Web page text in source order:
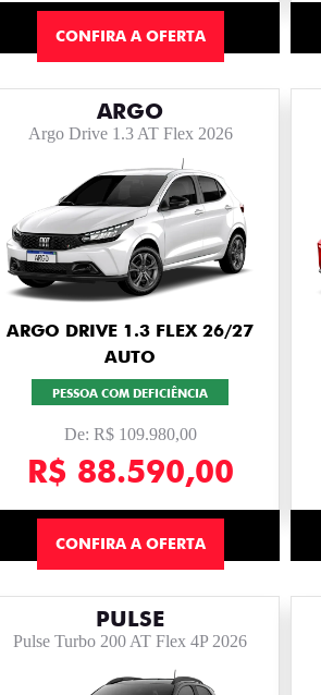
CONFIRA A OFERTA
ARGO
Argo Drive 1.3 AT Flex 2026
ARGO DRIVE 1.3 FLEX 26/27
AUTO
PESSOA COM DEFICIÊNCIA
De: R$ 109.980,00
R$ 88.590,00
CONFIRA A OFERTA
PULSE
Pulse Turbo 200 AT Flex 4P 2026